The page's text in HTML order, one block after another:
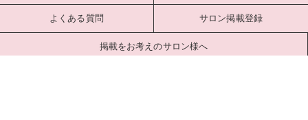
よくある質問 サロン掲載登録
掲載をお考えのサロン様へ